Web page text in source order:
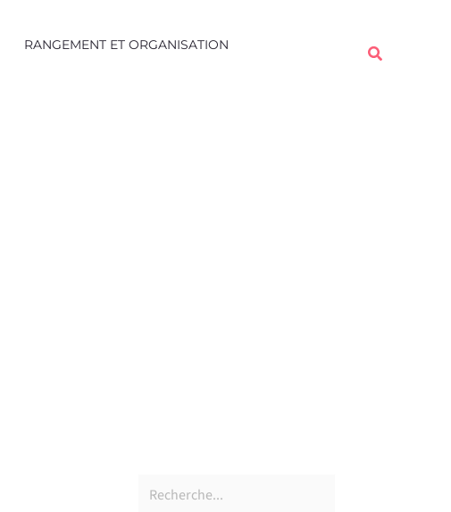
RANGEMENT ET ORGANISATION
Rechercher